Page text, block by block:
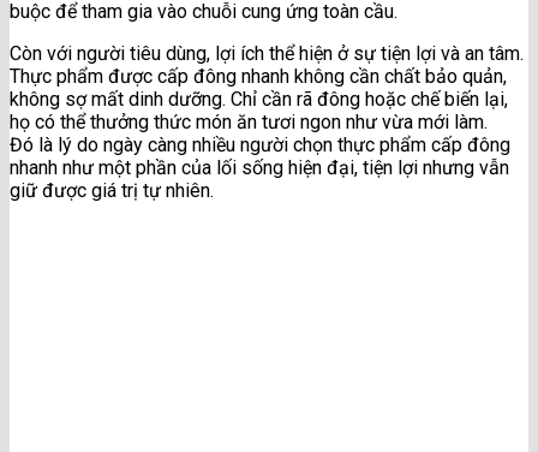
buộc để tham gia vào chuỗi cung ứng toàn cầu.
Còn với người tiêu dùng, lợi ích thể hiện ở sự tiện lợi và an tâm.
Thực phẩm được cấp đông nhanh không cần chất bảo quản,
không sợ mất dinh dưỡng. Chỉ cần rã đông hoặc chế biến lại,
họ có thể thưởng thức món ăn tươi ngon như vừa mới làm.
Đó là lý do ngày càng nhiều người chọn thực phẩm cấp đông
nhanh như một phần của lối sống hiện đại, tiện lợi nhưng vẫn
giữ được giá trị tự nhiên.